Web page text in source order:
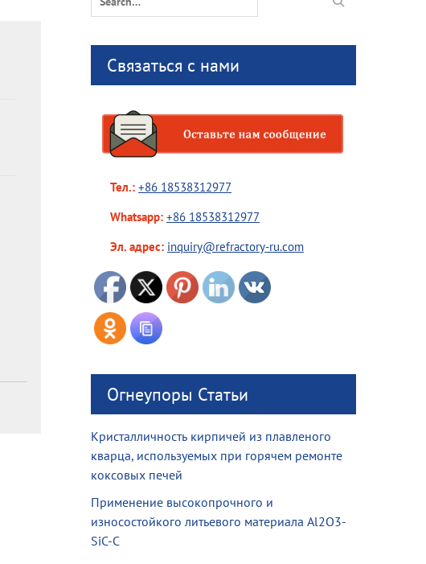
for:
Связаться с нами
Тел.: +86 18538312977
Whatsapp: +86 18538312977
Эл. адрес: inquiry@refractory-ru.com
Огнеупоры Статьи
Кристалличность кирпичей из плавленого
кварца, используемых при горячем ремонте
коксовых печей
Применение высокопрочного и
износостойкого литьевого материала Al2O3-
SiC-C